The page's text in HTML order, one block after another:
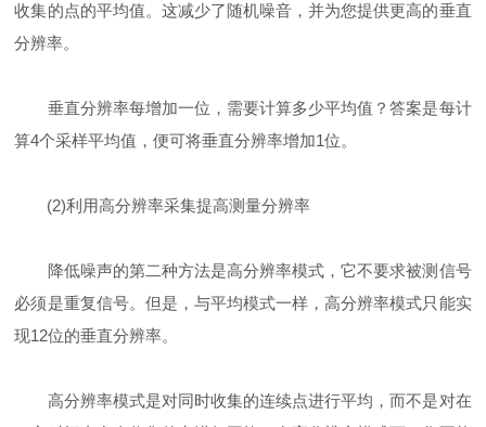
收集的点的平均值。这减少了随机噪音，并为您提供更高的垂直
分辨率。
垂直分辨率每增加一位，需要计算多少平均值？答案是每计
算4个采样平均值，便可将垂直分辨率增加1位。
(2)利用高分辨率采集提高测量分辨率
降低噪声的第二种方法是高分辨率模式，它不要求被测信号
必须是重复信号。但是，与平均模式一样，高分辨率模式只能实
现12位的垂直分辨率。
高分辨率模式是对同时收集的连续点进行平均，而不是对在